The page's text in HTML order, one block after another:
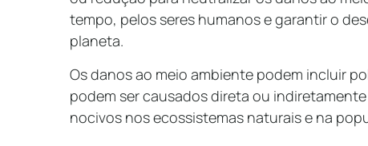
tempo, pelos seres humanos e garantir o
planeta.
Os danos ao meio ambiente podem incluir
podem ser causados direta ou
nocivos nos ecossistemas naturais e na